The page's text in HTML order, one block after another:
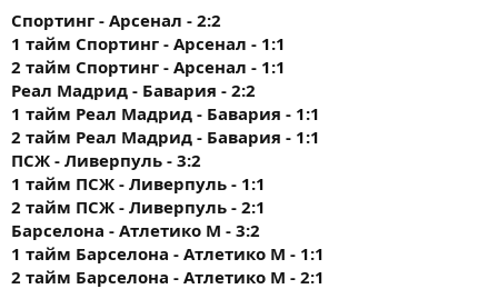
Спортинг - Арсенал - 2:2
1 тайм Спортинг - Арсенал - 1:1
2 тайм Спортинг - Арсенал - 1:1
Реал Мадрид - Бавария - 2:2
1 тайм Реал Мадрид - Бавария - 1:1
2 тайм Реал Мадрид - Бавария - 1:1
ПСЖ - Ливерпуль - 3:2
1 тайм ПСЖ - Ливерпуль - 1:1
2 тайм ПСЖ - Ливерпуль - 2:1
Барселона - Атлетико М - 3:2
1 тайм Барселона - Атлетико М - 1:1
2 тайм Барселона - Атлетико М - 2:1